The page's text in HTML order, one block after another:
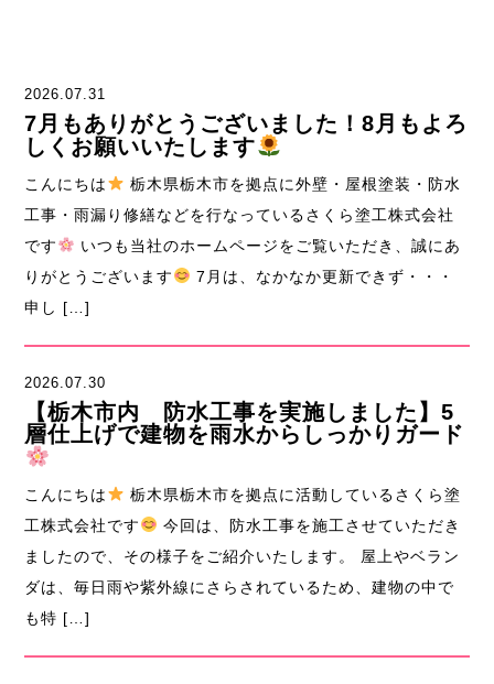
2026.07.31
7月もありがとうございました！8月もよろ
しくお願いいたします
こんにちは
栃木県栃木市を拠点に外壁・屋根塗装・防水
工事・雨漏り修繕などを行なっているさくら塗工株式会社
です
いつも当社のホームページをご覧いただき、誠にあ
りがとうございます
7月は、なかなか更新できず・・・
申し […]
2026.07.30
【栃木市内 防水工事を実施しました】5
層仕上げで建物を雨水からしっかりガード
こんにちは
栃木県栃木市を拠点に活動しているさくら塗
工株式会社です
今回は、防水工事を施工させていただき
ましたので、その様子をご紹介いたします。 屋上やベラン
ダは、毎日雨や紫外線にさらされているため、建物の中で
も特 […]